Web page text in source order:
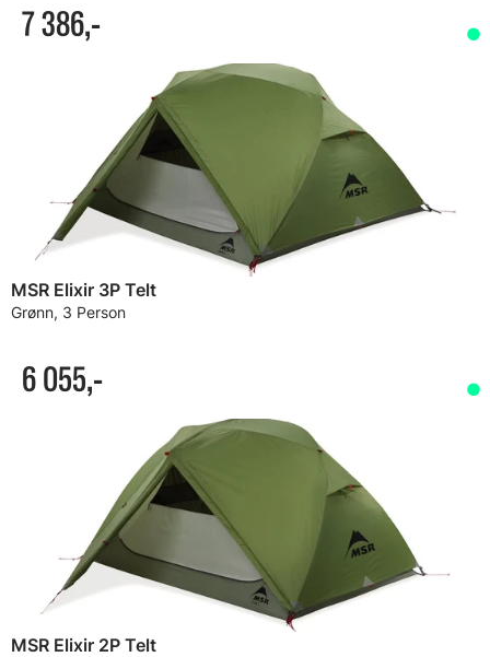
7 386,-
MSR Elixir 3P Telt
Grønn, 3 Person
6 055,-
MSR Elixir 2P Telt